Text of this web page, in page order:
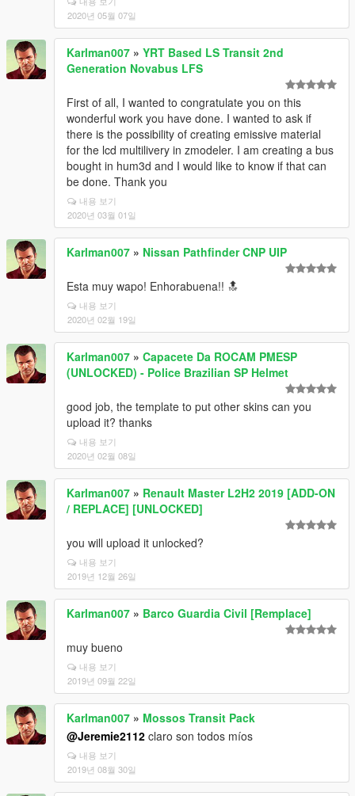
2020년 05월 07일
Karlman007 » YRT Based LS Transit 2nd
Generation Novabus LFS
First of all, I wanted to congratulate you on this
wonderful work you have done. I wanted to ask if
there is the possibility of creating emissive material
for the lcd multilivery in zmodeler. I am creating a bus
bought in hum3d and I would like to know if that can
be done. Thank you
내용 보기
2020년 03월 01일
Karlman007 » Nissan Pathfinder CNP UIP
Esta muy wapo! Enhorabuena!! 🔝
내용 보기
2020년 02월 19일
Karlman007 » Capacete Da ROCAM PMESP
(UNLOCKED) - Police Brazilian SP Helmet
good job, the template to put other skins can you
upload it? thanks
내용 보기
2020년 02월 08일
Karlman007 » Renault Master L2H2 2019 [ADD-ON
/ REPLACE] [UNLOCKED]
you will upload it unlocked?
내용 보기
2019년 12월 26일
Karlman007 » Barco Guardia Civil [Remplace]
muy bueno
내용 보기
2019년 09월 22일
Karlman007 » Mossos Transit Pack
@Jeremie2112 claro son todos míos
내용 보기
2019년 08월 30일